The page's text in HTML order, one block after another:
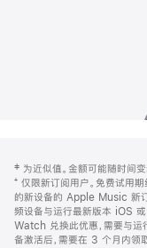
页
页
脚
注
‡ 为近似值。金额可能随时间变
⁺ 仅限新订阅用户。免费试用
的新设备的 Apple Music 新订
频设备与运行最新版本 iOS
Watch 兑换此优惠，需要与
备激活后，需要在 3 个月内领